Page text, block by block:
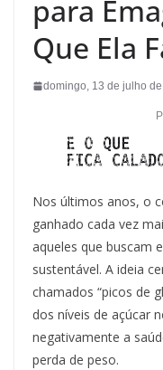
para
Que Ela
domingo, 13 de julho
Nos últimos anos, o
ganhado cada vez
aqueles que buscam
sustentável. A ideia
chamados “picos de
dos níveis de açúcar
negativamente a
perda de peso.